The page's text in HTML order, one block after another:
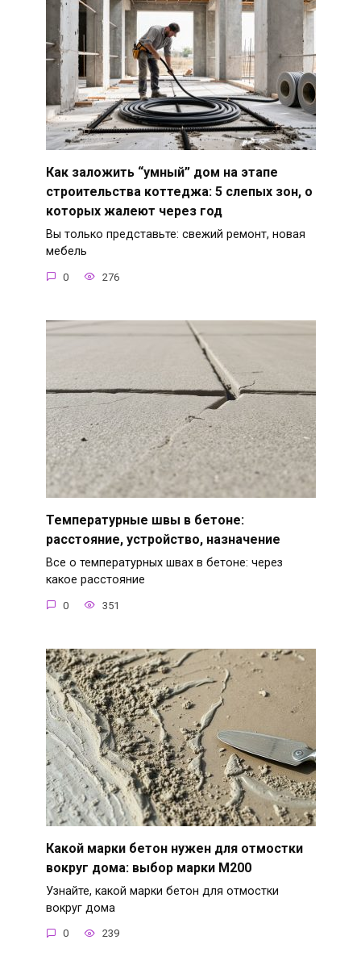
Как заложить “умный” дом на этапе
строительства коттеджа: 5 слепых зон, о
которых жалеют через год
Вы только представьте: свежий ремонт, новая
мебель
0 276
Температурные швы в бетоне:
расстояние, устройство, назначение
Все о температурных швах в бетоне: через
какое расстояние
0 351
Какой марки бетон нужен для отмостки
вокруг дома: выбор марки М200
Узнайте, какой марки бетон для отмостки
вокруг дома
0 239